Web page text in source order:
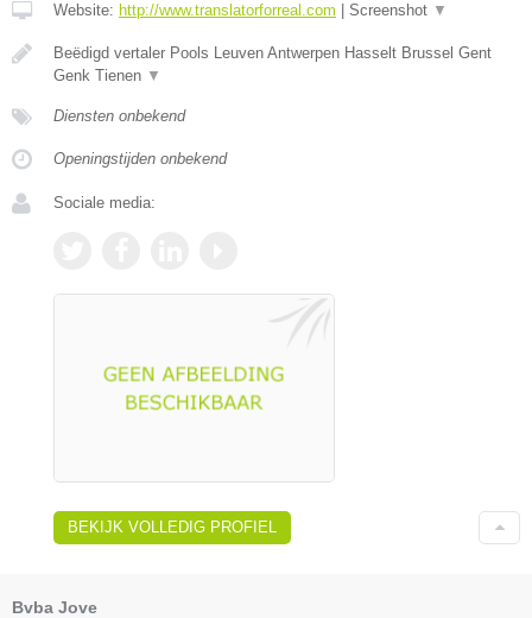
Website: http://www.translatorforreal.com Screenshot ▼
Beëdigd vertaler Pools Leuven Antwerpen Hasselt Brussel Gent
Genk Tienen ▼
Diensten onbekend
Openingstijden onbekend
Sociale media:
BEKIJK VOLLEDIG PROFIEL
Bvba Jove